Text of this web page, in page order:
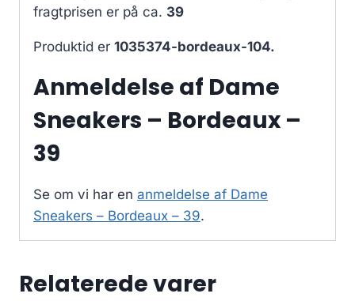
fragtprisen er på ca. 39
Produktid er 1035374-bordeaux-104.
Anmeldelse af Dame
Sneakers – Bordeaux –
39
Se om vi har en anmeldelse af Dame
Sneakers – Bordeaux – 39.
Relaterede varer